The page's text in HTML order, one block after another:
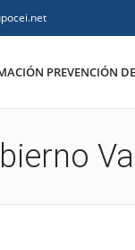
PREVENCIÓN